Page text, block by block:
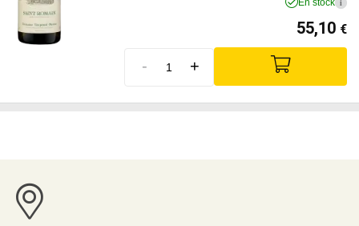
i
55,10 €
- +